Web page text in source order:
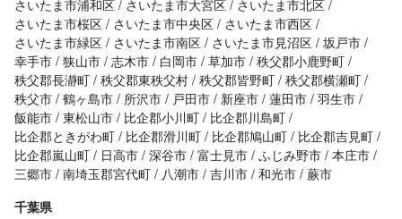
さいたま市浦和区
さいたま市大宮区
さいたま市北区
さいたま市桜区
さいたま市中央区
さいたま市西区
さいたま市緑区
さいたま市南区 さいたま市見沼区 坂戸市
幸手市 狭山市 志木市 白岡市 草加市 秩父郡小鹿野町
秩父郡長瀞町 秩父郡東秩父村 秩父郡皆野町 秩父郡横瀬町
秩父市 鶴ヶ島市 所沢市 戸田市 新座市 蓮田市 羽生市
飯能市 東松山市 比企郡小川町
比企郡川島町
比企郡ときがわ町
比企郡滑川町 比企郡鳩山町
比企郡吉見町
比企郡嵐山町
日高市 深谷市 富士見市 ふじみ野市 本庄市
三郷市 南埼玉郡宮代町 八潮市 吉川市 和光市 蕨市
千葉県